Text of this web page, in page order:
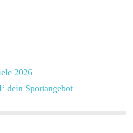
2026
dein Sportangebot